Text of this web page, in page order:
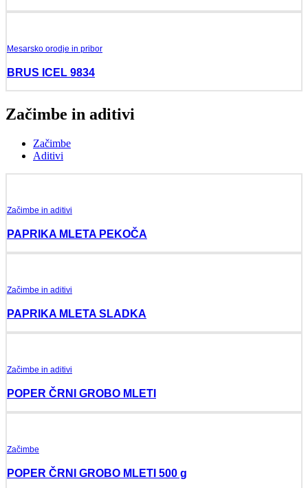
Mesarsko orodje in pribor
BRUS ICEL 9834
Začimbe in aditivi
Začimbe
Aditivi
Začimbe in aditivi
PAPRIKA MLETA PEKOČA
Začimbe in aditivi
PAPRIKA MLETA SLADKA
Začimbe in aditivi
POPER ČRNI GROBO MLETI
Začimbe
POPER ČRNI GROBO MLETI 500 g